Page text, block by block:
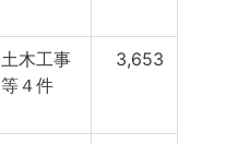
土木工事
等４件
3,653